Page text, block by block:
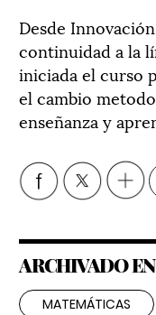
Desde
continuidad a la
iniciada el curso
el cambio
enseñanza y
ARCHIVADO EN
MATEMÁTICAS